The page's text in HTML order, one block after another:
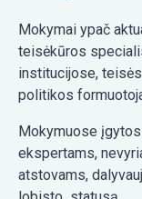
Mokymai ypač
teisėkūros
institucijose,
politikos
Mokymuose
ekspertams,
atstovams,